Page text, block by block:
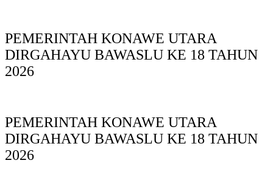
PEMERINTAH KONAWE UTARA
DIRGAHAYU BAWASLU KE 18 TAHUN
2026
PEMERINTAH KONAWE UTARA
DIRGAHAYU BAWASLU KE 18 TAHUN
2026